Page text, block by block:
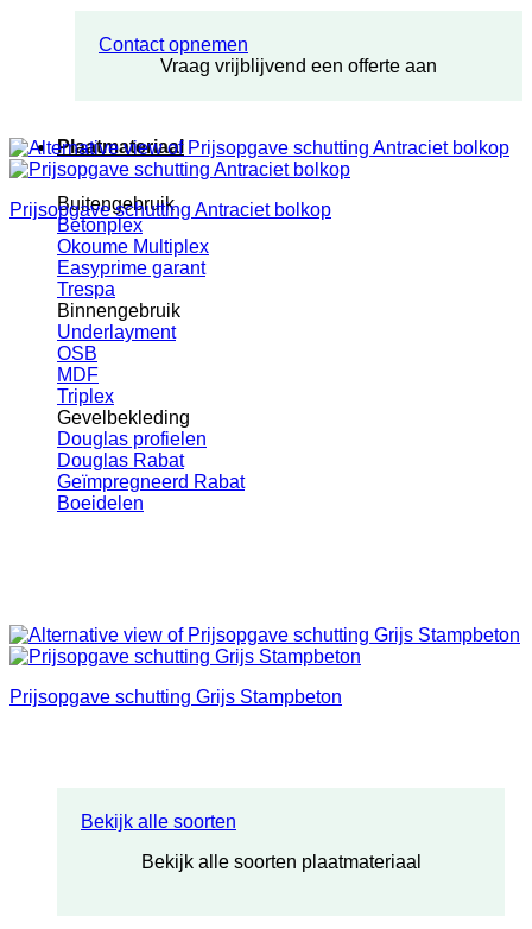
Contact opnemen
Vraag vrijblijvend een offerte aan
Plaatmateriaal
Buitengebruik
Betonplex
Okoume Multiplex
Easyprime garant
Trespa
Binnengebruik
Underlayment
OSB
MDF
Triplex
Gevelbekleding
Douglas profielen
Douglas Rabat
Geïmpregneerd Rabat
Boeidelen
Bekijk alle soorten
Bekijk alle soorten plaatmateriaal
Prijsopgave schutting Antraciet bolkop
Prijsopgave schutting Grijs Stampbeton